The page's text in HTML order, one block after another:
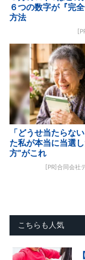
６つの数字が『完
方法
「どうせ当たらな
た私が本当に当選
方”がこれ
[PR]合同会社
こちらも人気